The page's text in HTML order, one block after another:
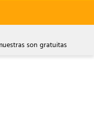
son gratuitas